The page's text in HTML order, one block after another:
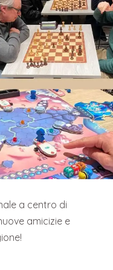
a centro di
amicizie e